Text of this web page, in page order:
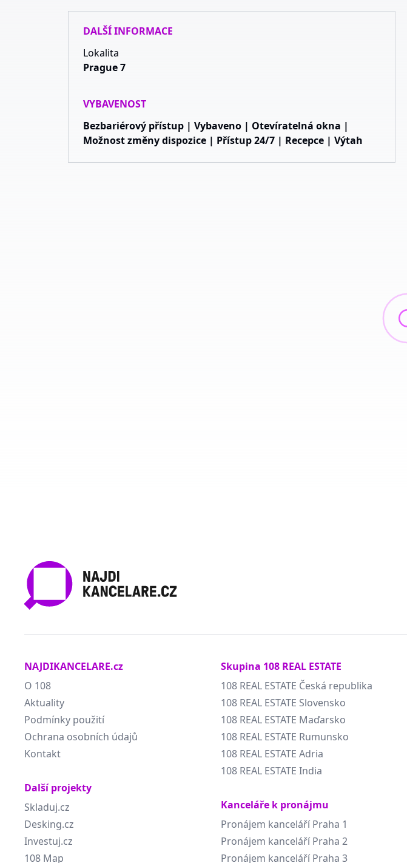
DALŠÍ INFORMACE
Lokalita
Prague 7
VYBAVENOST
Bezbariérový přístup | Vybaveno | Otevíratelná okna |
Možnost změny dispozice | Přístup 24/7 | Recepce | Výtah
NAJDIKANCELARE.cz
O 108
Aktuality
Podmínky použití
Ochrana osobních údajů
Kontakt
Další projekty
Skladuj.cz
Desking.cz
Investuj.cz
108 Map
Skupina 108 REAL ESTATE
108 REAL ESTATE Česká republika
108 REAL ESTATE Slovensko
108 REAL ESTATE Maďarsko
108 REAL ESTATE Rumunsko
108 REAL ESTATE Adria
108 REAL ESTATE India
Kanceláře k pronájmu
Pronájem kanceláří Praha 1
Pronájem kanceláří Praha 2
Pronájem kanceláří Praha 3